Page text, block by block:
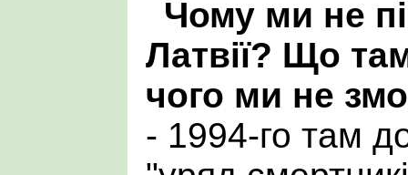
Чому ми не
Латвії? Що
чого ми не
- 1994-го там